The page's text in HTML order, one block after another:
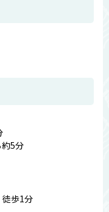
5分
徒歩1分